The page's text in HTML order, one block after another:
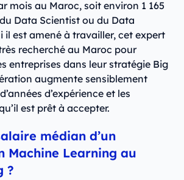
mois au Maroc, soit environ 1 165
Data Scientist ou du Data
il est amené à travailler, cet expert
recherché au Maroc pour
entreprises dans leur stratégie Big
augmente sensiblement
d’expérience et les
est prêt à accepter.
médian d’un
Machine Learning au
?